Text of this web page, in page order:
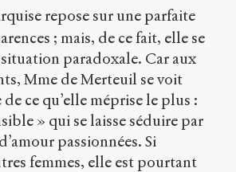
repose sur une parfaite
; mais, de ce fait, elle se
paradoxale. Car aux
Mme de Merteuil se voit
ce qu’elle méprise le plus :
» qui se laisse séduire par
passionnées. Si
femmes, elle est pourtant